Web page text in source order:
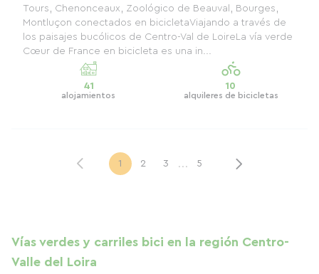
Tours, Chenonceaux, Zoológico de Beauval, Bourges,
Montluçon conectados en bicicletaViajando a través de
los paisajes bucólicos de Centro-Val de LoireLa vía verde
Cœur de France en bicicleta es una in...
41
alojamientos
10
alquileres de bicicletas
1 2 3 ... 5
Vías verdes y carriles bici en la región Centro-
Valle del Loira